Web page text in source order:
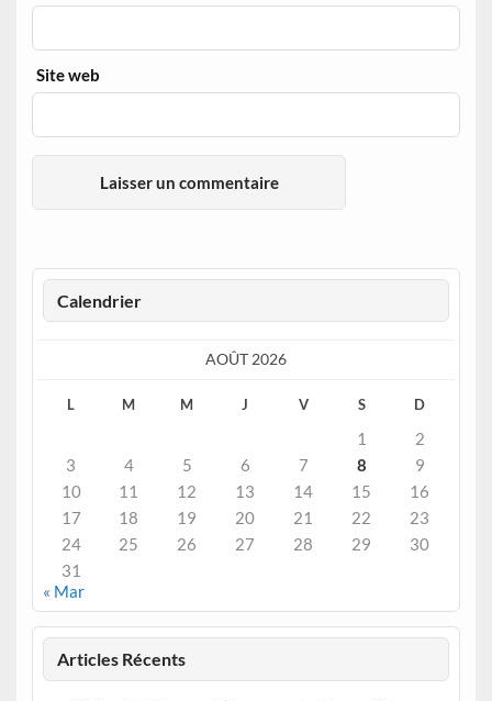
Site web
Calendrier
AOÛT 2026
L M M J V S D
1
2
3
4 5 6 7 8
9
10
11 12 13 14 15
16
17
18 19 20 21 22
23
24
25 26 27 28 29
30
31
« Mar
Articles Récents